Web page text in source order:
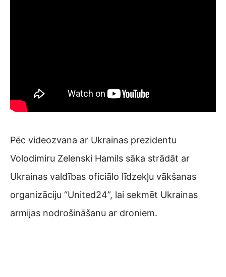
Pēc videozvana ar Ukrainas prezidentu
Volodimiru Zelenski Hamils sāka strādāt ar
Ukrainas valdības oficiālo līdzekļu vākšanas
organizāciju “United24”, lai sekmēt Ukrainas
armijas nodrošināšanu ar droniem.